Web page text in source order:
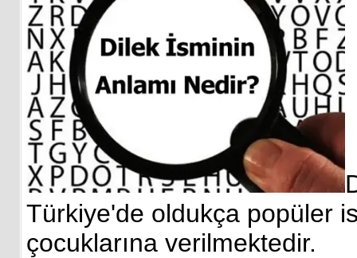
Türkiye'de oldukça popüler
çocuklarına verilmektedir.